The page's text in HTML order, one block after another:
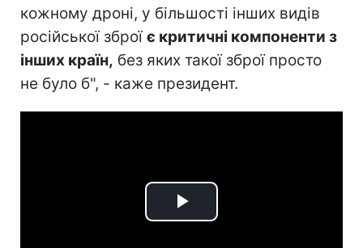
кожному дроні, у більшості інших видів
російської зброїє критичні компоненти з
інших країн, без яких такої зброї просто
не було б", - каже президент.
Play